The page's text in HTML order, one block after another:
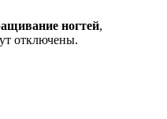
ногтей,
отключены.